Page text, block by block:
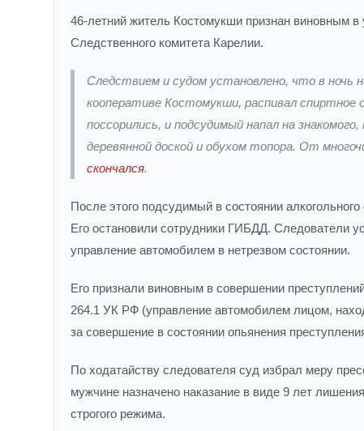
46-летний житель Костомукши признан виновным
Следственного комитета Карелии.
Следствием и судом установлено, что в ночь
кооперативе Костомукши, распивал
поссорились, и подсудимый напал на
деревянной доской и обухом топора. От
скончался.
После этого подсудимый в состоянии
Его остановили сотрудники ГИБДД. Следователи
управление автомобилем в нетрезвом состоянии.
Его признали виновным в совершении
264.1 УК РФ (управление автомобилем лицом,
за совершение в состоянии опьянения
По ходатайству следователя суд избрал меру
мужчине назначено наказание в виде 9 лет
строгого режима.